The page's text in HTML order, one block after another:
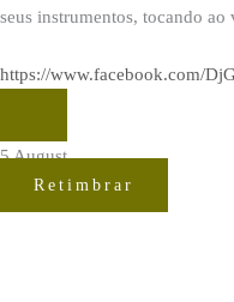
seus instrumentos, tocando ao
https://www.facebook.com/
5 August
Retimbrar